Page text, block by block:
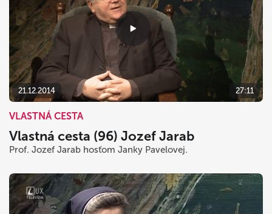
21.12.2014 27:11
VLASTNÁ CESTA
Vlastná cesta (96) Jozef Jarab
Prof. Jozef Jarab hosťom Janky Pavelovej.